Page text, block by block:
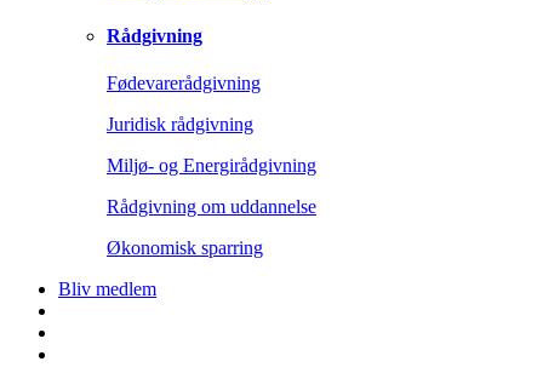
Rådgivning
Fødevarerådgivning
Juridisk rådgivning
Miljø- og Energirådgivning
Rådgivning om uddannelse
Økonomisk sparring
Bliv medlem